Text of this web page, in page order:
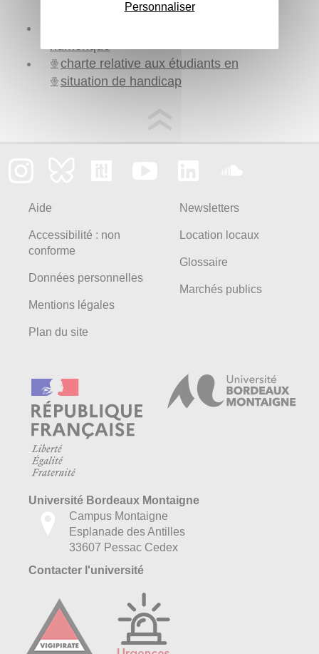
discriminations
charte relative aux étudiants en
situation de handicap
Aide
Accessibilité : non
conforme
Données personnelles
Mentions légales
Plan du site
Newsletters
Location locaux
Glossaire
Marchés publics
Université Bordeaux Montaigne
Campus Montaigne
Esplanade des Antilles
33607 Pessac Cedex
Contacter l'université
Personnaliser